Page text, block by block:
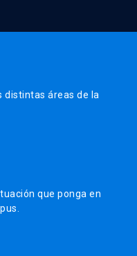
distintas áreas de la
que ponga en